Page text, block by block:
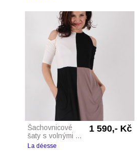
Šachovnicové
šaty s volnými ...
1 590,- Kč
La déesse